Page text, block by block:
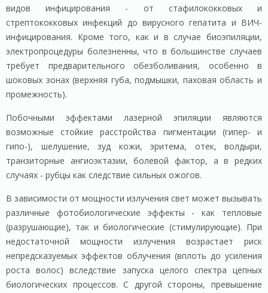
видов инфицирования - от стафилококковых и
стрептококковых инфекций до вирусного гепатита и ВИЧ-
инфицирования. Кроме того, как и в случае биоэпиляции,
электропроцедуры болезненны, что в большинстве случаев
требует предварительного обезболивания, особенно в
шоковых зонах (верхняя губа, подмышки, паховая область и
промежность).
Побочными эффектами лазерной эпиляции являются
возможные стойкие расстройства пигментации (гипер- и
гипо-), шелушение, зуд кожи, эритема, отек, волдыри,
транзиторные ангиоэктазии, болевой фактор, а в редких
случаях - рубцы как следствие сильных ожогов.
В зависимости от мощности излучения свет может вызывать
различные фотобиологические эффекты - как тепловые
(разрушающие), так и биологические (стимулирующие). При
недостаточной мощности излучения возрастает риск
непредсказуемых эффектов облучения (вплоть до усиления
роста волос) вследствие запуска целого спектра цепных
биологических процессов. С другой стороны, превышение